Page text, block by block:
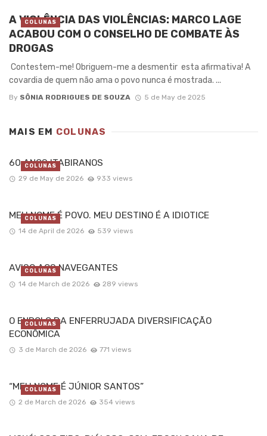
A VIOLÊNCIA DAS VIOLÊNCIAS: MARCO LAGE
ACABOU COM O CONSELHO DE COMBATE ÀS
DROGAS
Contestem-me! Obriguem-me a desmentir esta afirmativa! A
covardia de quem não ama o povo nunca é mostrada. ...
By SÔNIA RODRIGUES DE SOUZA 5 de May de 2025
COLUNAS
MAIS EM COLUNAS
60 ANOS ITABIRANOS
29 de May de 2026 933 views
COLUNAS
MEU NOME É POVO. MEU DESTINO É A IDIOTICE
14 de April de 2026 539 views
COLUNAS
AVISO AOS NAVEGANTES
14 de March de 2026 289 views
COLUNAS
O ENROLO DA ENFERRUJADA DIVERSIFICAÇÃO
ECONÔMICA
3 de March de 2026 771 views
COLUNAS
“MEU NOME É JÚNIOR SANTOS”
2 de March de 2026 354 views
COLUNAS